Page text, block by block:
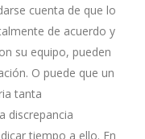
cuenta de que lo
de acuerdo y
su equipo, pueden
O puede que un
tanta
discrepancia
tiempo a ello. En